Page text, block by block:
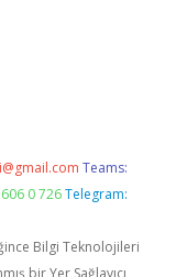
Teams:
0 726 Telegram:
Bilgi Teknolojileri
bir Yer Sağlayıcı